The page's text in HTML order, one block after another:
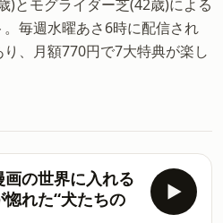
)とモグライダー芝(42歳)による
毎週水曜あさ6時に配信され
、月額770円で7大特典が楽し
画の世界に入れる
れた“犬たちの